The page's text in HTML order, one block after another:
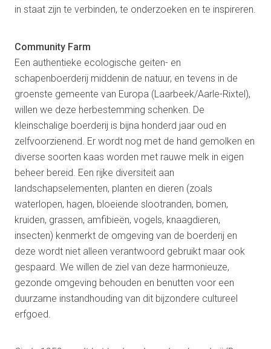
in staat zijn te verbinden, te onderzoeken en te inspireren.
Community Farm
Een authentieke ecologische geiten- en
schapenboerderij middenin de natuur, en tevens in de
groenste gemeente van Europa (Laarbeek/Aarle-Rixtel),
willen we deze herbestemming schenken. De
kleinschalige boerderij is bijna honderd jaar oud en
zelfvoorzienend. Er wordt nog met de hand gemolken en
diverse soorten kaas worden met rauwe melk in eigen
beheer bereid. Een rijke diversiteit aan
landschapselementen, planten en dieren (zoals
waterlopen, hagen, bloeiende slootranden, bomen,
kruiden, grassen, amfibieën, vogels, knaagdieren,
insecten) kenmerkt de omgeving van de boerderij en
deze wordt niet alleen verantwoord gebruikt maar ook
gespaard. We willen de ziel van deze harmonieuze,
gezonde omgeving behouden en benutten voor een
duurzame instandhouding van dit bijzondere cultureel
erfgoed.